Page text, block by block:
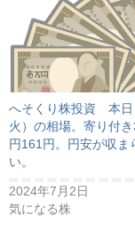
へそくり株投資 本日
火）の相場。寄り付
円161円。円安が収ま
い。
2024年7月2日
気になる株